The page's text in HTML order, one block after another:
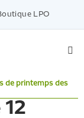
LPO
de printemps des